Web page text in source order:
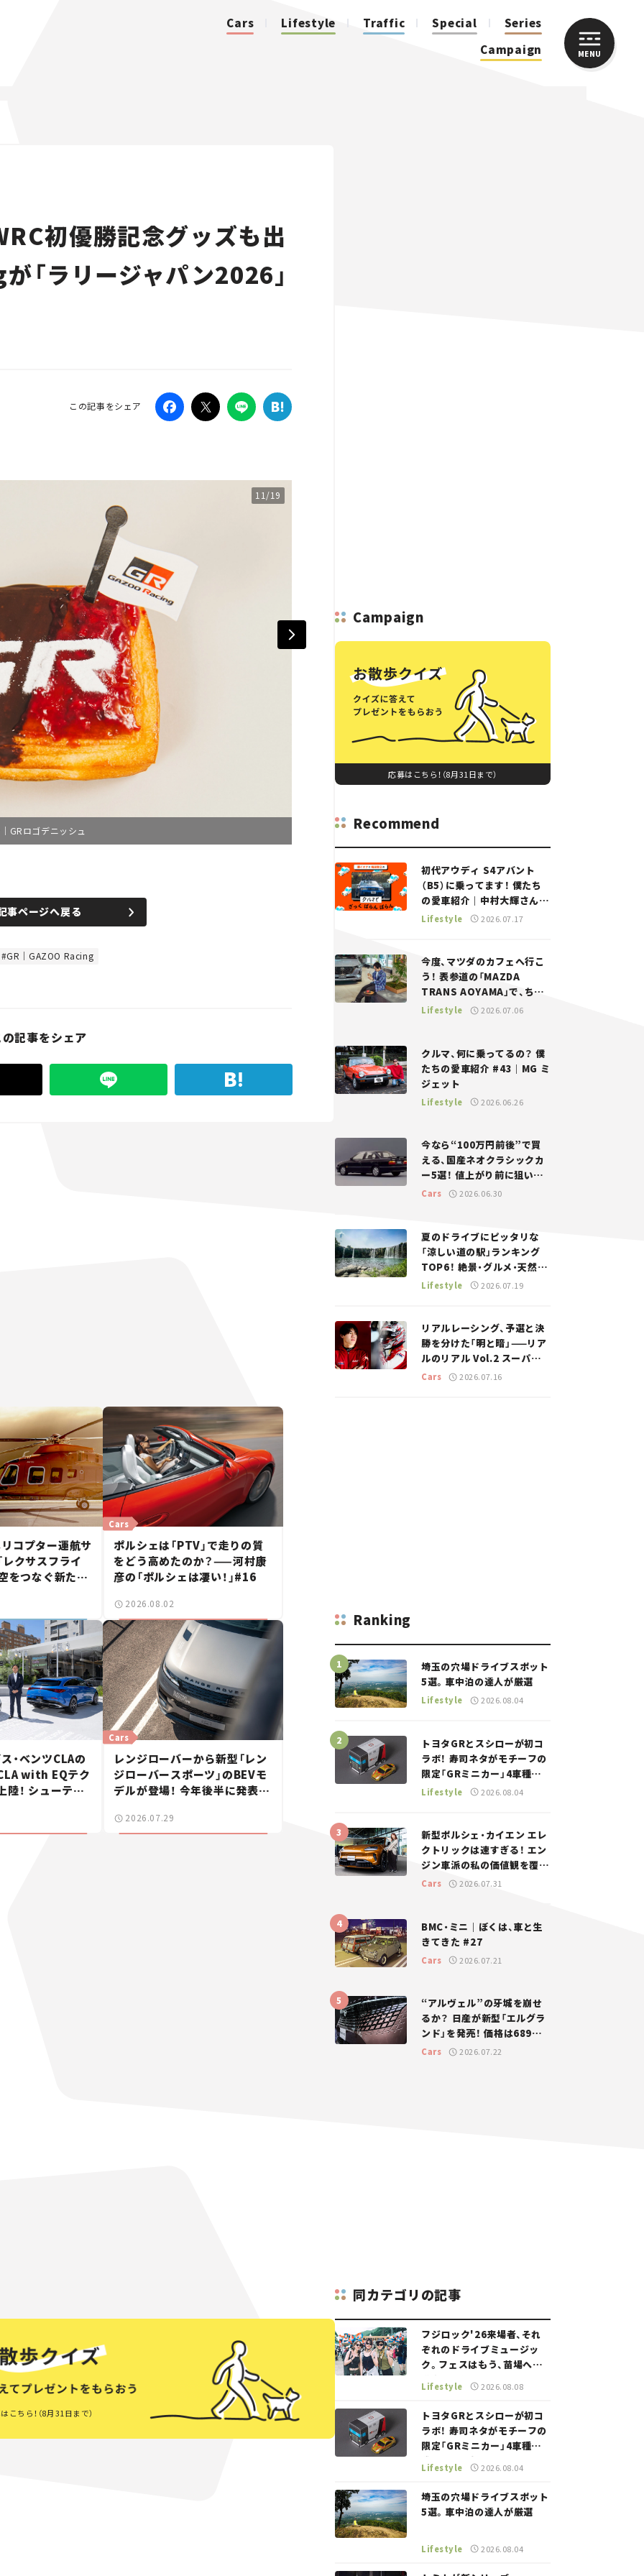
Cars Lifestyle Traffic Special
Series
Campaign
MENU
初優勝記念グッズも出
「ラリージャパン2026」
この記事をシェア
11/19
GRロゴデニッシュ
事ページへ戻る
GR｜GAZOO Racing
の記事をシェア
コプター運航サ
レクサスフライ
空をつなぐ新たな
Cars
ポルシェは「PTV」で走りの質
をどう高めたのか？——河村康
彦の「ポルシェは凄い！」#16
2026.08.02
・ベンツCLAの
with EQテク
陸！ シューティ
Cars
レンジローバーから新型「レン
ジローバースポーツ」のBEVモ
デルが登場！ 今年後半に発表へ
2026.07.29
こちら！（8月31日まで）
Campaign
応募はこちら！（8月31日まで）
Recommend
初代アウディ S4アバント
（B5）に乗ってます！ 僕たち
の愛車紹介｜中村大輝さん
——瀬イオナと嶋田智之の
Lifestyle 2026.07.17
今度、マツダのカフェへ行こ
う！ 表参道の「MAZDA
TRANS AOYAMA」で、ちょ
っとひと息。——連載｜CCG
Lifestyle 2026.07.06
クルマ、何に乗ってるの？ 僕
たちの愛車紹介 #43｜MG ミ
ジェット
Lifestyle 2026.06.26
今なら“100万円前後”で買
える、国産ネオクラシックカ
ー5選！ 値上がり前に狙いた
い、中古車探しをお手伝い――ち
Cars 2026.06.30
夏のドライブにピッタリな
「涼しい道の駅」ランキング
TOP6！ 絶景・グルメ・天然ク
ーラーなど、避暑におすすめ
Lifestyle 2026.07.19
リアルレーシング、予選と決
勝を分けた「明と暗」——リア
ルのリアル Vol.2 スーパー
GT 2026開幕戦 岡山国際サ
Cars 2026.07.16
Ranking
埼玉の穴場ドライブスポット
5選。車中泊の達人が厳選
Lifestyle 2026.08.04
トヨタGRとスシローが初コ
ラボ！ 寿司ネタがモチーフの
限定「GRミニカー」4車種が
登場。入手方法は？【クルマ
Lifestyle 2026.08.04
新型ポルシェ・カイエン エレ
クトリックは速すぎる！ エン
ジン車派の私の価値観を覆し
た、新しいポルシェの走り。
Cars 2026.07.31
BMC・ミニ｜ぼくは、車と生
きてきた #27
Cars 2026.07.21
“アルヴェル”の牙城を崩せ
るか？ 日産が新型「エルグラ
ンド」を発売！ 価格は689万
円から【新車ニュース】
Cars 2026.07.22
同カテゴリの記事
フジロック'26来場者、それ
ぞれのドライブミュージッ
ク。フェスはもう、苗場への
道中から始まっていた。
Lifestyle 2026.08.08
トヨタGRとスシローが初コ
ラボ！ 寿司ネタがモチーフの
限定「GRミニカー」4車種が
登場。入手方法は？【クルマ
とホビー】
Lifestyle 2026.08.04
埼玉の穴場ドライブスポット
5選。車中泊の達人が厳選
Lifestyle 2026.08.04
CLOSE
Traffic
Special